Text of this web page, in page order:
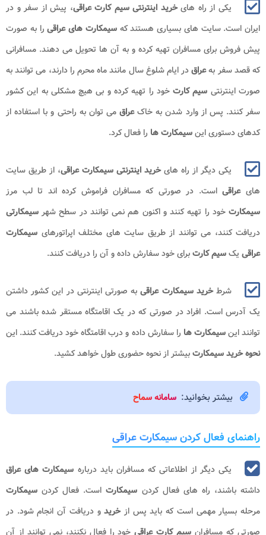
یکی از راه هایخرید اینترنتی سیم کارت عراقی، پیش از سفر و در
ایران است. سایت های بسیاری هستند کهسیمکارت های عراقیرا به صورت
پیش فروش برای مسافران تهیه کرده و به آن ها تحویل می دهند. مسافرانی
که قصد سفر بهعراقدر ایام شلوغ سال مانند ماه محرم را دارند، می توانند به
صورت اینترنتی سیم کارتخود را تهیه کرده و بی هیچ مشکلی به این کشور
سفر کنند. پس از وارد شدن به خاکعراقمی توان به راحتی و با استفاده از
کدهای دستوری اینسیمکارت ها را فعال کرد.
یکی دیگر از راه هایخرید اینترنتی سیمکارت عراقی، از طریق سایت
هایعراقیاست. در صورتی که مسافران فراموش کرده اند تا لب مرز
سیمکارتخود را تهیه کنند و اکنون هم نمی توانند در سطح شهر سیمکارتی
دریافت کنند، می توانند از طریق سایت های مختلف اپراتورهای سیمکارت
عراقی یکسیم کارتبرای خود سفارش داده و آن را دریافت کنند.
شرطخرید سیمکارت عراقیبه صورتی اینترنتی در این کشور داشتن
یک آدرس است. افراد در صورتی که در یک اقامتگاه مستقر شده باشند می
توانند اینسیمکارت ها را سفارش داده و درب اقامتگاه خود دریافت کنند. این
نحوه خرید سیمکارتبیشتر از نحوه حضوری طول خواهد کشید.
بیشتر بخوانید: سامانه سماح
راهنمای فعال کردن سیمکارت عراقی
یکی دیگر از اطلاعاتی که مسافران باید درباره سیمکارت های عراق
داشته باشند، راه های فعال کردن سیمکارت است. فعال کردن سیمکارت
مرحله بسیار مهمی است که باید پس ازخریدو دریافت آن انجام شود. در
صورتی که مسافران سیم کارت عراقی خود را فعال نکنند، نمی توانند از آن